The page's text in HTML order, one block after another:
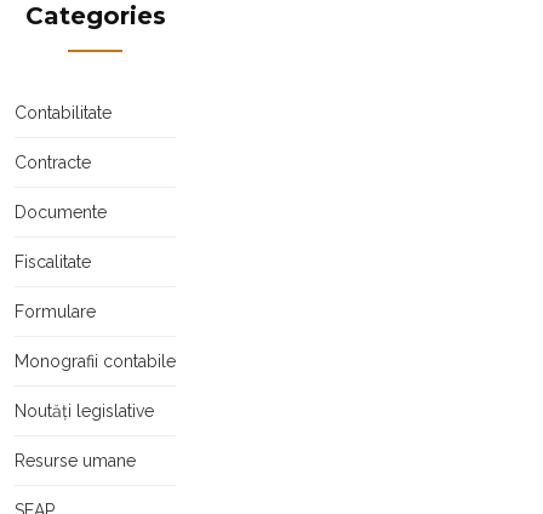
Categories
Contabilitate
Contracte
Documente
Fiscalitate
Formulare
Monografii contabile
Noutăți legislative
Resurse umane